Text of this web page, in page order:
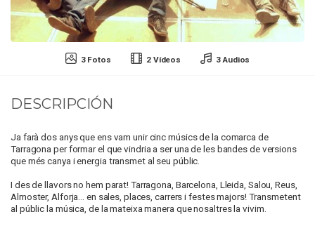
3 Fotos 2 Vídeos 3 Audios
DESCRIPCIÓN
Ja farà dos anys que ens vam unir cinc músics de la comarca de
Tarragona per formar el que vindria a ser una de les bandes de versions
que més canya i energia transmet al seu públic.
I des de llavors no hem parat! Tarragona, Barcelona, Lleida, Salou, Reus,
Almoster, Alforja... en sales, places, carrers i festes majors! Transmetent
al públic la música, de la mateixa manera que nosaltres la vivim.